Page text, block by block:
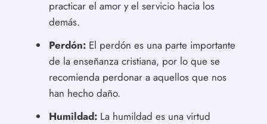
practicar el amor y el servicio hacia los
demás.
Perdón: El perdón es una parte importante
de la enseñanza cristiana, por lo que se
recomienda perdonar a aquellos que nos
han hecho daño.
Humildad: La humildad es una virtud